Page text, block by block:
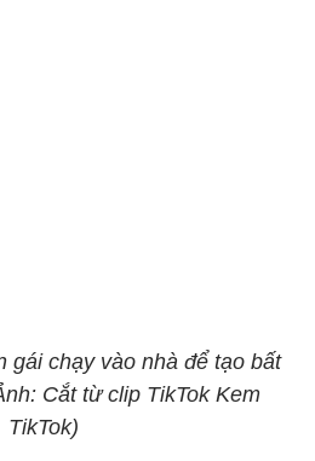
gái chạy vào nhà để tạo bất
Cắt từ clip TikTok Kem
TikTok)